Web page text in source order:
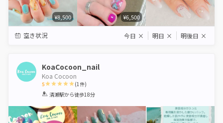
¥8,500 ¥6,500
空き状況 今日 × 明日 × 明後日 ×
KoaCocoon_nail
Koa Cocoon
5
1 2 3 4 5
(1件)
清瀬駅から徒歩18分